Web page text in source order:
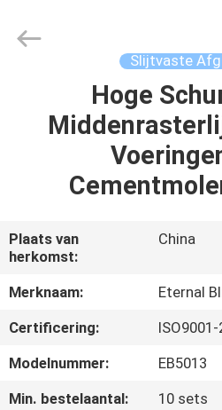
PRODUCTEN
ONGEVEER
ONS
FABRIEKSREIS
Casting
Slijtvaste
Hoge
Plaats van
herkomst:
China
Merknaam:
Eternal
Certificering:
Modelnummer:
EB5013
Min. bestelaantal:
10 sets